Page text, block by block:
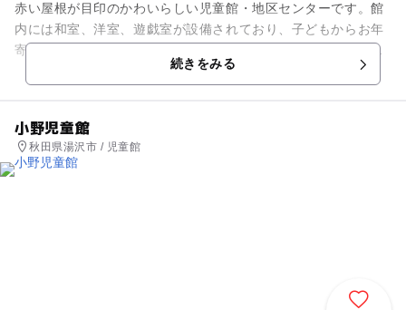
赤い屋根が目印のかわいらしい児童館・地区センターです。館
内には和室、洋室、遊戯室が設備されており、子どもからお年
寄りまで、地域住民の交流の場になっており、月曜日から金曜
日の就学終了時間からは学童...続きをみる
小野児童館
秋田県湯沢市 / 児童館